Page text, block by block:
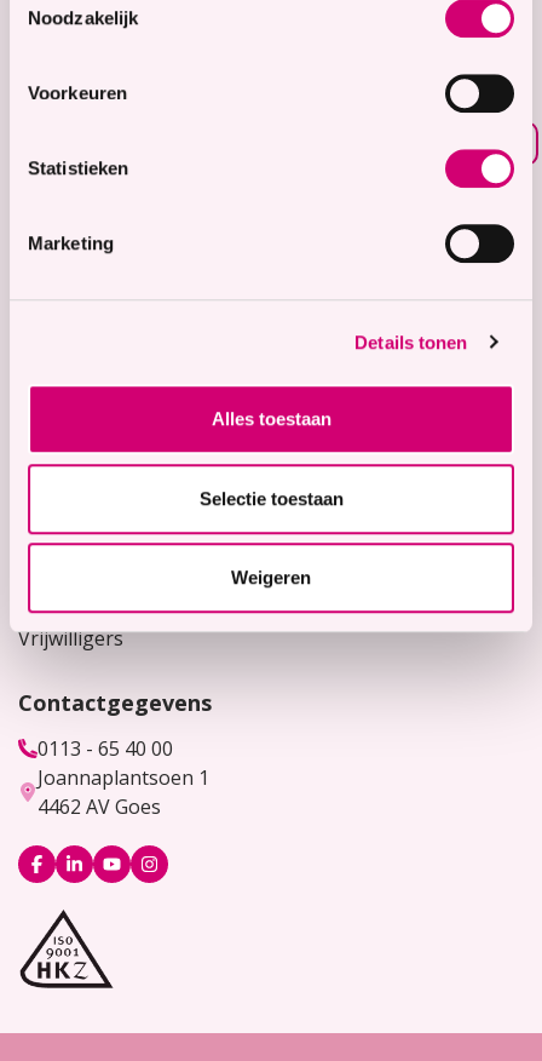
Noodzakelijk
Voorkeuren
Statistieken
Marketing
Details tonen
Alles toestaan
Selectie toestaan
Weigeren
Tijdelijke zorg
Bekijk onze 9 locaties
Snel naar
Bekijk hier onze vacatures
Vrijwilligers
Contactgegevens
0113 - 65 40 00
Joannaplantsoen 1
4462 AV Goes
Logo
Facebook
Logo
LinkedIn
LogoLogo